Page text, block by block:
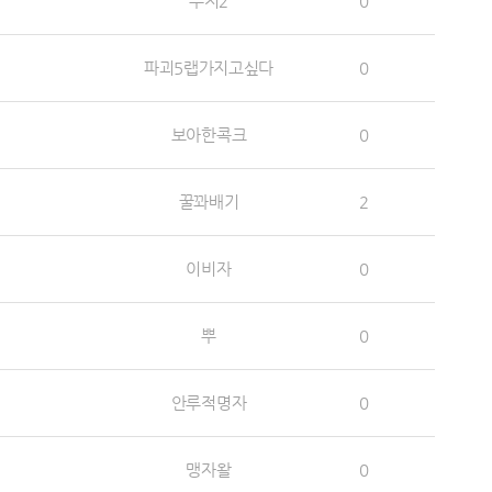
파괴5랩가지고싶다 0
보아한콕크 0
꿀꽈배기 2
이비자 0
뿌 0
안루적명자 0
맹자왈 0